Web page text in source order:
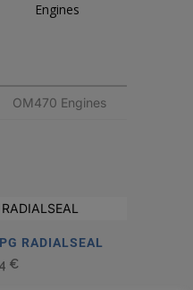
Engines
OM470 Engines
RADIALSEAL
€